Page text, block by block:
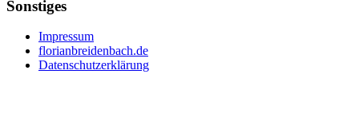
Sonstiges
Impressum
florianbreidenbach.de
Datenschutzerklärung